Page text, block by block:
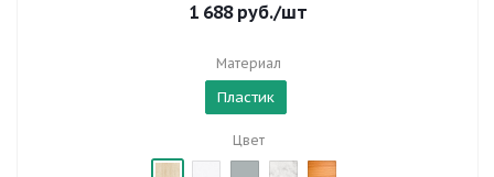
1 688руб./шт
Материал
Пластик
Цвет